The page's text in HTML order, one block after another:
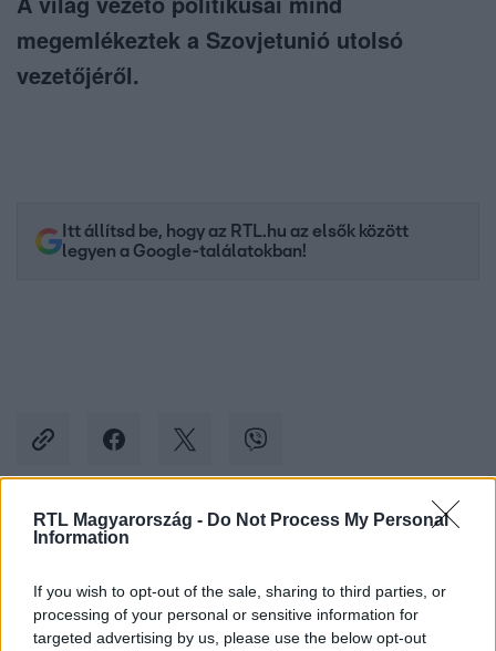
RTL Magyarország - Do Not Process My Personal
Information
If you wish to opt-out of the sale, sharing to third parties, or
processing of your personal or sensitive information for
targeted advertising by us, please use the below opt-out
megemlékeztek a Szovjetunió utolsó
vezetőjéről.
Itt állítsd be, hogy az RTL.hu az elsők között
legyen a Google-találatokban!
Kövess minket, és értesülj a friss hírekről a
Követem